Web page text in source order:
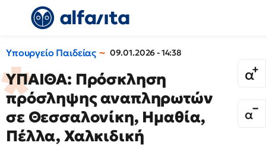
Υπουργείο Παιδείας 09.01.2026 - 14:38
ΥΠΑΙΘΑ: Πρόσκληση
πρόσληψης αναπληρωτών
σε Θεσσαλονίκη, Ημαθία,
Πέλλα, Χαλκιδική